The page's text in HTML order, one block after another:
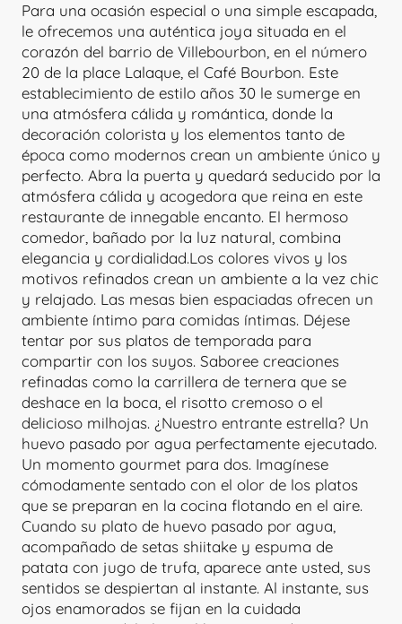
Para una ocasión especial o una simple escapada,
le ofrecemos una auténtica joya situada en el
corazón del barrio de Villebourbon, en el número
20 de la place Lalaque, el Café Bourbon. Este
establecimiento de estilo años 30 le sumerge en
una atmósfera cálida y romántica, donde la
decoración colorista y los elementos tanto de
época como modernos crean un ambiente único y
perfecto. Abra la puerta y quedará seducido por la
atmósfera cálida y acogedora que reina en este
restaurante de innegable encanto. El hermoso
comedor, bañado por la luz natural, combina
elegancia y cordialidad.Los colores vivos y los
motivos refinados crean un ambiente a la vez chic
y relajado. Las mesas bien espaciadas ofrecen un
ambiente íntimo para comidas íntimas. Déjese
tentar por sus platos de temporada para
compartir con los suyos. Saboree creaciones
refinadas como la carrillera de ternera que se
deshace en la boca, el risotto cremoso o el
delicioso milhojas. ¿Nuestro entrante estrella? Un
huevo pasado por agua perfectamente ejecutado.
Un momento gourmet para dos. Imagínese
cómodamente sentado con el olor de los platos
que se preparan en la cocina flotando en el aire.
Cuando su plato de huevo pasado por agua,
acompañado de setas shiitake y espuma de
patata con jugo de trufa, aparece ante usted, sus
sentidos se despiertan al instante. Al instante, sus
ojos enamorados se fijan en la cuidada